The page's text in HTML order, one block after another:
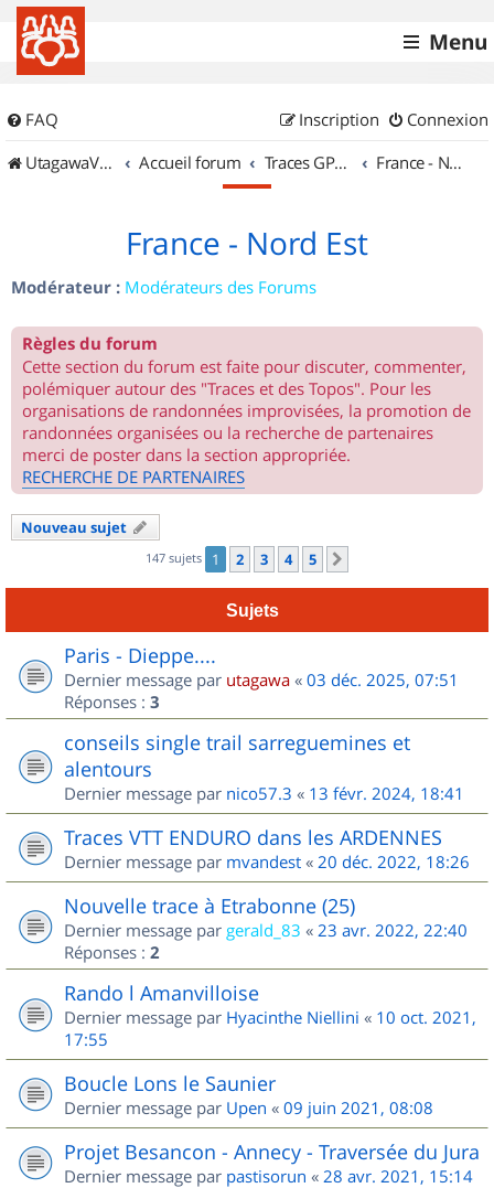
Menu
FAQ Connexion
Inscription
UtagawaVTT (Randos VTT et VTTAE avec traces GPS)
Accueil forum Traces GPS de randos VTT France - Nord Est
France - Nord Est
Modérateur : Modérateurs des Forums
Règles du forum
Cette section du forum est faite pour discuter, commenter,
polémiquer autour des "Traces et des Topos". Pour les
organisations de randonnées improvisées, la promotion de
randonnées organisées ou la recherche de partenaires
merci de poster dans la section appropriée.
RECHERCHE DE PARTENAIRES
Nouveau sujet
147 sujets 1 2 3 4 5
Sujets
Paris - Dieppe....
Dernier message par utagawa « 03 déc. 2025, 07:51
Réponses : 3
conseils single trail sarreguemines et
alentours
Dernier message par nico57.3 « 13 févr. 2024, 18:41
Traces VTT ENDURO dans les ARDENNES
Dernier message par mvandest « 20 déc. 2022, 18:26
Nouvelle trace à Etrabonne (25)
Dernier message par gerald_83 « 23 avr. 2022, 22:40
Réponses : 2
Rando l Amanvilloise
Dernier message par Hyacinthe Niellini « 10 oct. 2021,
17:55
Boucle Lons le Saunier
Dernier message par Upen « 09 juin 2021, 08:08
Projet Besancon - Annecy - Traversée du Jura
Dernier message par pastisorun « 28 avr. 2021, 15:14